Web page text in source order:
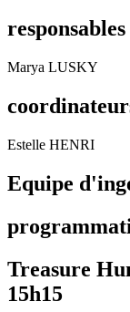
responsables
Marya LUSKY
Estelle HENRI
Equipe
Treasure
15h15